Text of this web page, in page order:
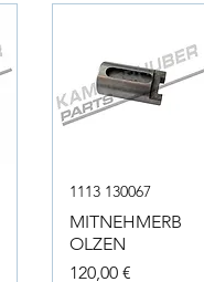
1113 130067
MITNEHMERB
OLZEN
Prix
120,00 €